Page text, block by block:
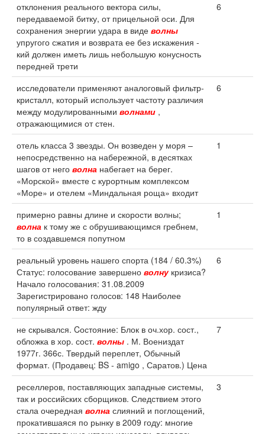
отклонения реального вектора силы,
передаваемой битку, от прицельной оси. Для
сохранения энергии удара в виде волны
упругого сжатия и возврата ее без искажения -
кий должен иметь лишь небольшую конусность
передней трети
6
исследователи применяют аналоговый фильтр-
кристалл, который использует частоту различия
между модулированными волнами ,
отражающимися от стен.
6
отель класса 3 звезды. Он возведен у моря –
непосредственно на набережной, в десятках
шагов от него волна набегает на берег.
«Морской» вместе с курортным комплексом
«Море» и отелем «Миндальная роща» входит
1
примерно равны длине и скорости волны;
волна к тому же с обрушивающимся гребнем,
то в создавшемся попутном
1
реальный уровень нашего спорта (184 / 60.3%)
Статус: голосование завершено волнукризиса?
Начало голосования: 31.08.2009
Зарегистрировано голосов: 148 Наиболее
популярный ответ: жду
6
не скрывался. Cостояние: Блок в оч.хор. сост.,
обложка в хор. сост. волны . М. Воениздат
1977г. 366с. Твердый переплет, Обычный
формат. (Продавец: BS - amigo , Саратов.) Цена
7
реселлеров, поставляющих западные системы,
так и российских сборщиков. Следствием этого
стала очередная волна слияний и поглощений,
прокатившаяся по рынку в 2009 году: многие
3